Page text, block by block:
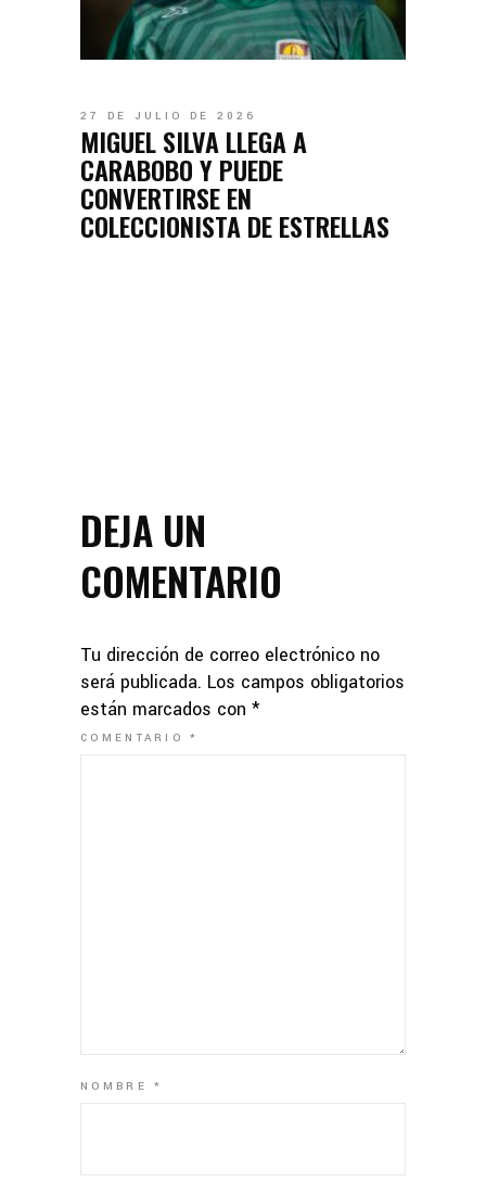
27 DE JULIO DE 2026
MIGUEL SILVA LLEGA A
CARABOBO Y PUEDE
CONVERTIRSE EN
COLECCIONISTA DE ESTRELLAS
DEJA UN
COMENTARIO
Tu dirección de correo electrónico no
será publicada. Los campos obligatorios
están marcados con *
COMENTARIO*
NOMBRE*